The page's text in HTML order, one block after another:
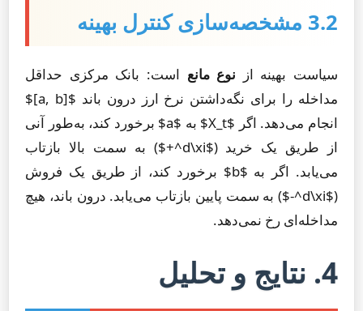
3.2 مشخصه‌سازی کنترل بهینه
سیاست بهینه از نوع مانع است: بانک مرکزی حداقل
مداخله را برای نگه‌داشتن نرخ ارز درون باند $[a, b]$
انجام می‌دهد. اگر $X_t$ به $a$ برخورد کند، به‌طور آنی
از طریق یک خرید ($d\xi^+$) به سمت بالا بازتاب
می‌یابد. اگر به $b$ برخورد کند، از طریق یک فروش
($d\xi^-$) به سمت پایین بازتاب می‌یابد. درون باند، هیچ
مداخله‌ای رخ نمی‌دهد.
4. نتایج و تحلیل